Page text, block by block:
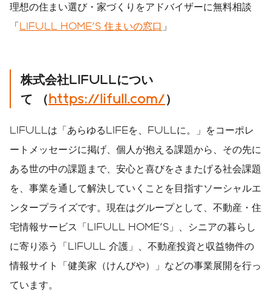
理想の住まい選び・家づくりをアドバイザーに無料相談
「LIFULL HOME'S 住まいの窓口 」
株式会社LIFULLについ
て
（https://lifull.com/）
LIFULLは「あらゆるLIFEを、FULLに。」をコーポレ
ートメッセージに掲げ、個人が抱える課題から、その先に
ある世の中の課題まで、安心と喜びをさまたげる社会課題
を、事業を通して解決していくことを目指すソーシャルエ
ンタープライズです。現在はグループとして、不動産・住
宅情報サービス「LIFULL HOME'S」、シニアの暮らし
に寄り添う「LIFULL 介護」、不動産投資と収益物件の
情報サイト「健美家（けんびや）」などの事業展開を行っ
ています。